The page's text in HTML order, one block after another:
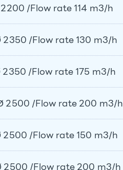
/Flow rate 114 m3/h
2350 /Flow rate 130 m3/h
/Flow rate 175 m3/h
2500 /Flow rate 200 m3/h
2500 /Flow rate 150 m3/h
2500 /Flow rate 200 m3/h